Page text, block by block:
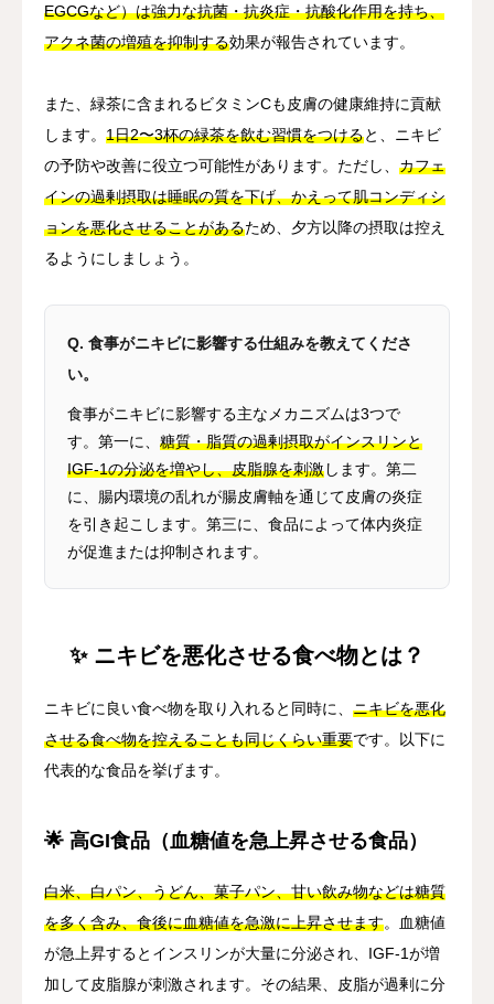
EGCGなど）は強力な抗菌・抗炎症・抗酸化作用を持ち、
アクネ菌の増殖を抑制する効果が報告されています。
また、緑茶に含まれるビタミンCも皮膚の健康維持に貢献
します。 1日2〜3杯の緑茶を飲む習慣をつけると、ニキビ
の予防や改善に役立つ可能性があります。ただし、 カフェ
インの過剰摂取は睡眠の質を下げ、かえって肌コンディシ
ョンを悪化させることがあるため、夕方以降の摂取は控え
るようにしましょう。
Q. 食事がニキビに影響する仕組みを教えてくださ
い。
食事がニキビに影響する主なメカニズムは3つで
す。第一に、 糖質・脂質の過剰摂取がインスリンと
IGF-1の分泌を増やし、皮脂腺を刺激します。第二
に、腸内環境の乱れが腸皮膚軸を通じて皮膚の炎症
を引き起こします。第三に、食品によって体内炎症
が促進または抑制されます。
✨ ニキビを悪化させる食べ物とは？
ニキビに良い食べ物を取り入れると同時に、 ニキビを悪化
させる食べ物を控えることも同じくらい重要です。以下に
代表的な食品を挙げます。
🌟 高GI食品（血糖値を急上昇させる食品）
白米、白パン、うどん、菓子パン、甘い飲み物などは糖質
を多く含み、食後に血糖値を急激に上昇させます。血糖値
が急上昇するとインスリンが大量に分泌され、IGF-1が増
加して皮脂腺が刺激されます。その結果、皮脂が過剰に分